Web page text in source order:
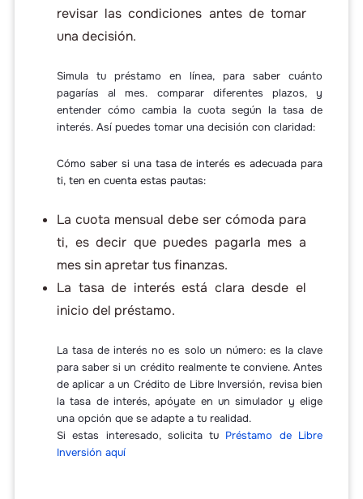
revisar las condiciones antes de tomar
una decisión.
Simula tu préstamo en línea, para saber cuánto
pagarías al mes. comparar diferentes plazos, y
entender cómo cambia la cuota según la tasa de
interés. Así puedes tomar una decisión con claridad:
Cómo saber si una tasa de interés es adecuada para
ti, ten en cuenta estas pautas:
La cuota mensual debe ser cómoda para
ti, es decir que puedes pagarla mes a
mes sin apretar tus finanzas.
La tasa de interés está clara desde el
inicio del préstamo.
La tasa de interés no es solo un número: es la clave
para saber si un crédito realmente te conviene. Antes
de aplicar a un Crédito de Libre Inversión, revisa bien
la tasa de interés, apóyate en un simulador y elige
una opción que se adapte a tu realidad.
Si estas interesado, solicita tu Préstamo de Libre
Inversión aquí